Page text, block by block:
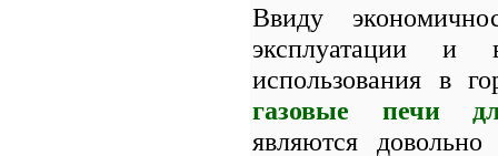
Ввиду
эксплуатации и
использования в
газовые печи
являются довольно